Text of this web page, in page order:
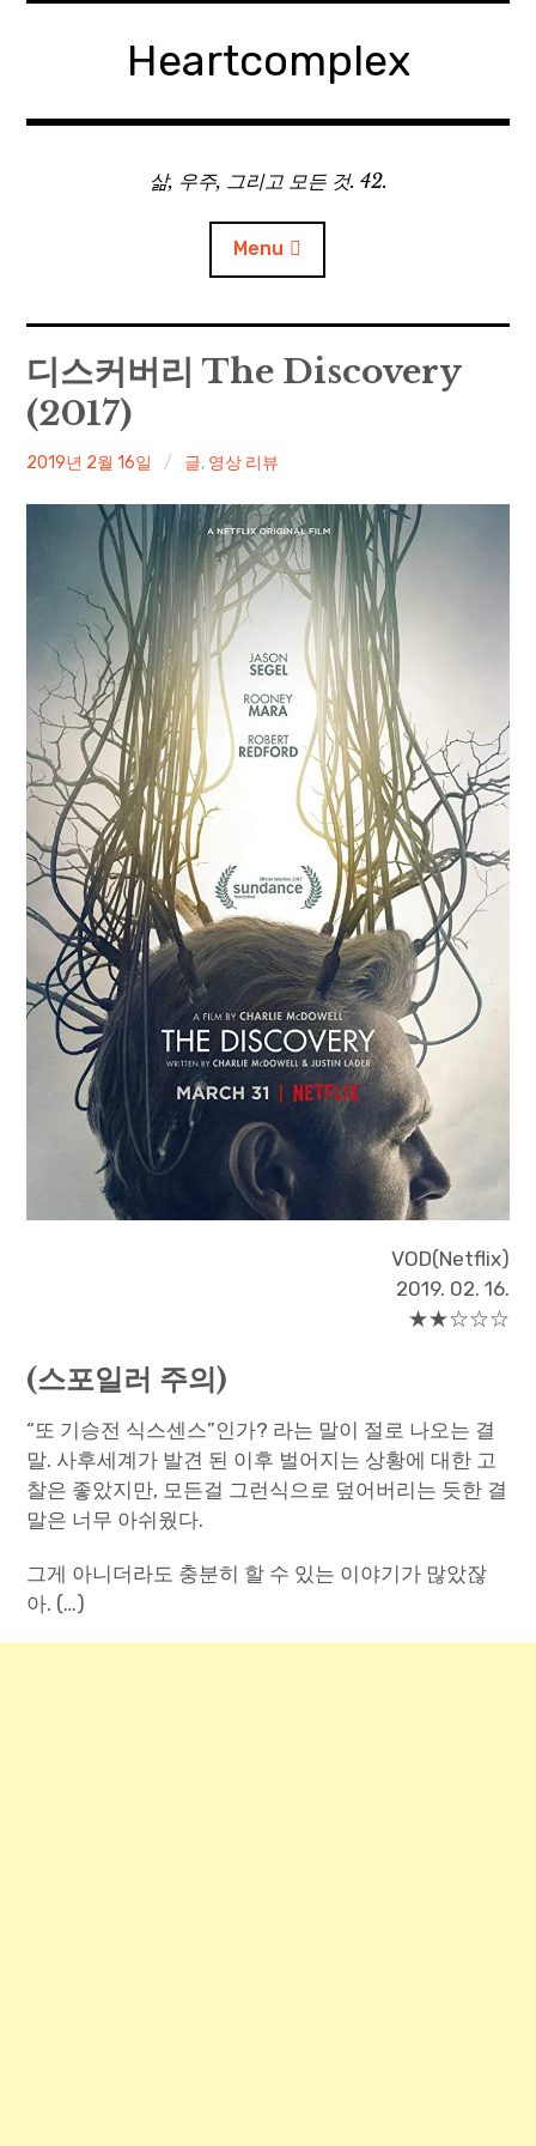
Heartcomplex
삶, 우주, 그리고 모든 것. 42.
Menu
홈
Private Military Manager: Tactical Auto Battler
Plebby Quest: The Crusades
GOTYS
Paper Star Fighters
Homemade Studio
Blender Training
English
디스커버리 The Discovery
(2017)
irene
2019년 2월 16일 글, 영상 리뷰
VOD(Netflix)
2019. 02. 16.
★★☆☆☆
(스포일러 주의)
“또 기승전 식스센스”인가? 라는 말이 절로 나오는 결
말. 사후세계가 발견 된 이후 벌어지는 상황에 대한 고
찰은 좋았지만, 모든걸 그런식으로 덮어버리는 듯한 결
말은 너무 아쉬웠다.
그게 아니더라도 충분히 할 수 있는 이야기가 많았잖
아. (…)